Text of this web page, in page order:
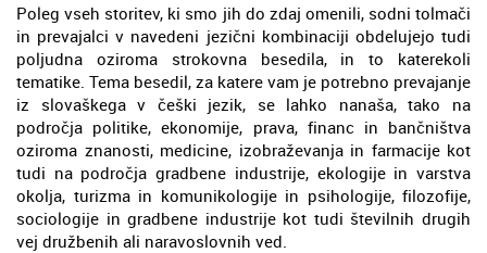
Poleg vseh storitev, ki smo jih do zdaj omenili, sodni tolmači
in prevajalci v navedeni jezični kombinaciji obdelujejo tudi
poljudna oziroma strokovna besedila, in to katerekoli
tematike. Tema besedil, za katere vam je potrebno prevajanje
iz slovaškega v češki jezik, se lahko nanaša, tako na
področja politike, ekonomije, prava, financ in bančništva
oziroma znanosti, medicine, izobraževanja in farmacije kot
tudi na področja gradbene industrije, ekologije in varstva
okolja, turizma in komunikologije in psihologije, filozofije,
sociologije in gradbene industrije kot tudi številnih drugih
vej družbenih ali naravoslovnih ved.